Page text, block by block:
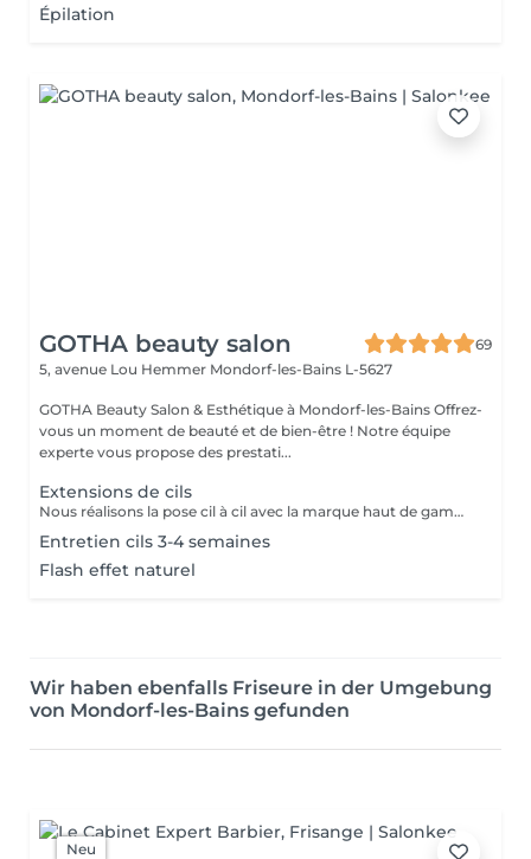
Épilation
GOTHA beauty salon
69
5, avenue Lou Hemmer Mondorf-les-Bains L-5627
GOTHA Beauty Salon & Esthétique à Mondorf-les-Bains Offrez-
vous un moment de beauté et de bien-être ! Notre équipe
experte vous propose des prestati...
Extensions de cils
Nous réalisons la pose cil à cil avec la marque haut de gamme London LASH. La technique est effectuée sur mesure en fonction de la forme de vos yeux et de vos envies, afin de vous garantir un service de qualité optimale. Nous prenons bien le temps d'analyser votre regard et d'adapter la courbure, l'épaisseur, et la longueur à votre morphologie. N'hésitez pas à nous contacter pour réserver votre séance et révéler toute la beauté de VOTRE regard!
Entretien cils 3-4 semaines
Flash effet naturel
Wir haben ebenfalls Friseure in der Umgebung
von Mondorf-les-Bains gefunden
Neu